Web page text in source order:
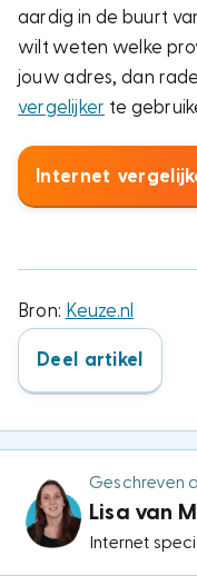
aardig in de buurt
wilt weten welke
jouw adres, dan
vergelijker te
Internet
Bron: Keuze.nl
Deel artikel
Geschreven
Lisa van
Internet